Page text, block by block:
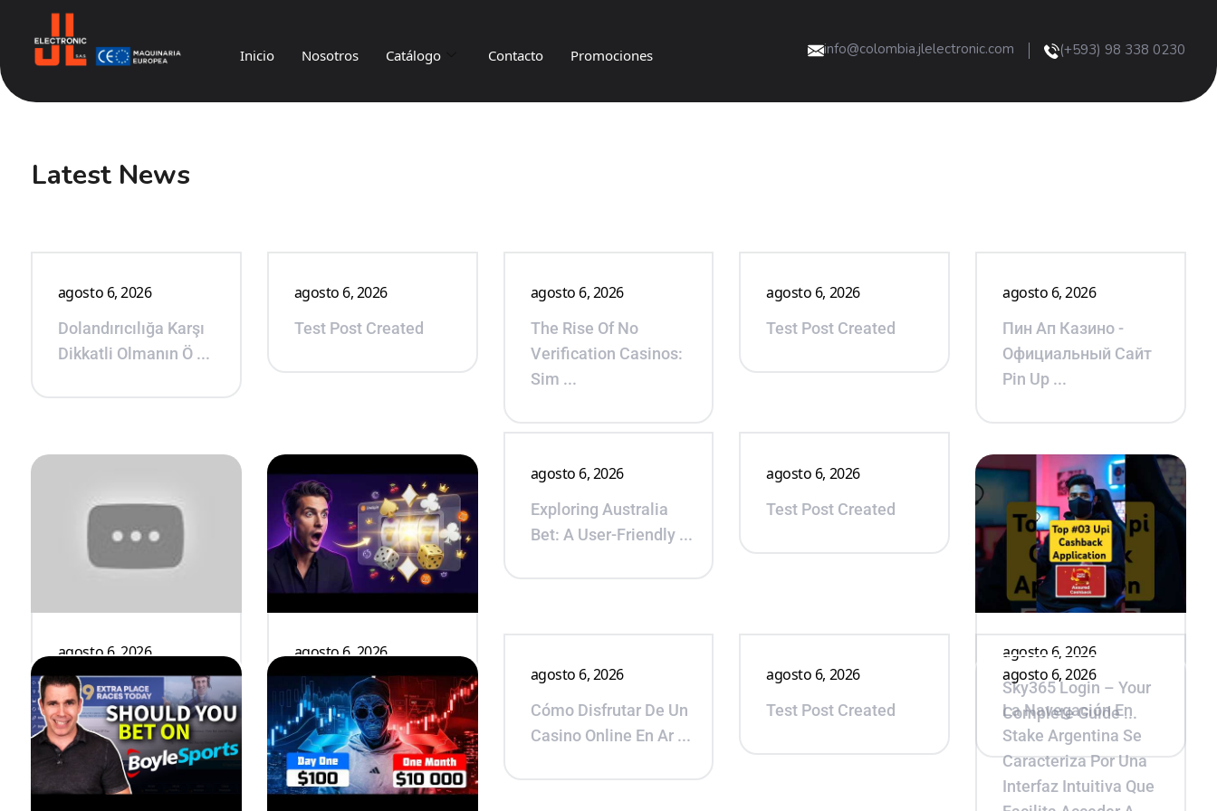
Inicio Nosotros Catálogo Contacto Promociones info@colombia.jlelectronic.com (+593) 98 338 0230
Latest News
agosto 6, 2026
Dolandırıcılığa Karşı
Dikkatli Olmanın Ö ...
agosto 6, 2026
Test Post Created
agosto 6, 2026
The Rise Of No
Verification Casinos:
Sim ...
agosto 6, 2026
Test Post Created
agosto 6, 2026
Пин Ап Казино -
Официальный Сайт
Pin Up ...
agosto 6, 2026
How To Watch Free
OnlyFans Videos: A Pr
...
agosto 6, 2026
Overview Of Wanted
Win CasinoWelcome
Bon ...
agosto 6, 2026
Exploring Australia
Bet: A User-Friendly ...
agosto 6, 2026
Test Post Created
agosto 6, 2026
Sky365 Login – Your
Complete Guide ...
agosto 6, 2026
Cómo Disfrutar De Un
Casino Online En Ar ...
agosto 6, 2026
Test Post Created
agosto 6, 2026
La Navegación En
Stake Argentina Se
Caracteriza Por Una
Interfaz Intuitiva Que